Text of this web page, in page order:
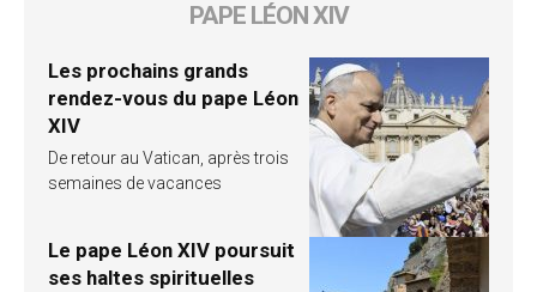
PAPE LÉON XIV
Les prochains grands
rendez-vous du pape Léon
XIV
De retour au Vatican, après trois
semaines de vacances
Le pape Léon XIV poursuit
ses haltes spirituelles